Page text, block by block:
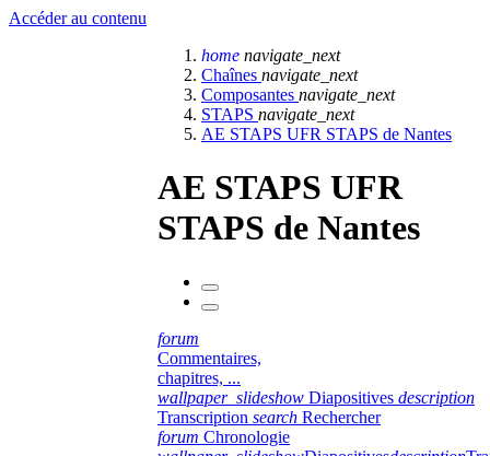
Accéder au contenu
home navigate_next
Chaînes navigate_next
Composantes navigate_next
STAPS navigate_next
AE STAPS UFR STAPS de Nantes
AE STAPS UFR
STAPS de Nantes
forum
Commentaires,
chapitres, ...
wallpaper_slideshow Diapositives description
Transcription search Rechercher
forum Chronologie